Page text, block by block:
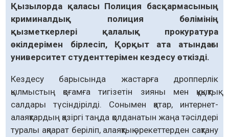
Қызылорда қаласы Полиция басқармасының
криминалдық полиция бөлімінің
қызметкерлері қалалық прокуратура
өкілдерімен бірлесіп, Қорқыт ата атындағы
университет студенттерімен кездесу өткізді.
Кездесу барысында жастарға дропперлік
қылмыстың қоғамға тигізетін зияны мен құқықтық
салдары түсіндірілді. Сонымен қатар, интернет-
алаяқтардың қазіргі таңда қолданатын жаңа тәсілдері
туралы ақпарат беріліп, алаяқтық әрекеттерден сақтану